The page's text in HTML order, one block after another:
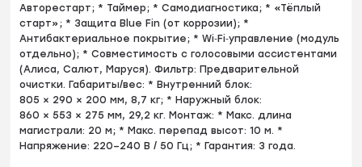
Авторестарт; * Таймер; * Самодиагностика; * «Тёплый
старт»; * Защита Blue Fin (от коррозии); *
Антибактериальное покрытие; * Wi‑Fi‑управление (модуль
отдельно); * Совместимость с голосовыми ассистентами
(Алиса, Салют, Маруся). Фильтр: Предварительной
очистки. Габариты/вес: * Внутренний блок:
805 × 290 × 200 мм, 8,7 кг; * Наружный блок:
860 × 553 × 275 мм, 29,2 кг. Монтаж: * Макс. длина
магистрали: 20 м; * Макс. перепад высот: 10 м. *
Напряжение: 220–240 В / 50 Гц; * Гарантия: 3 года.